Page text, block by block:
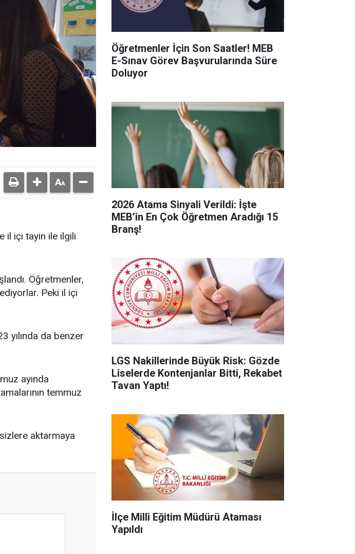
il içi tayin ile ilgili
Öğretmenler,
Peki il içi
yılında da benzer
ayında
temmuz
aktarmaya
Öğretmenler İçin Son Saatler! MEB
E-Sınav Görev Başvurularında Süre
Doluyor
2026 Atama Sinyali Verildi: İşte
MEB’in En Çok Öğretmen Aradığı 15
Branş!
LGS Nakillerinde Büyük Risk: Gözde
Liselerde Kontenjanlar Bitti, Rekabet
Tavan Yaptı!
İlçe Milli Eğitim Müdürü Ataması
Yapıldı